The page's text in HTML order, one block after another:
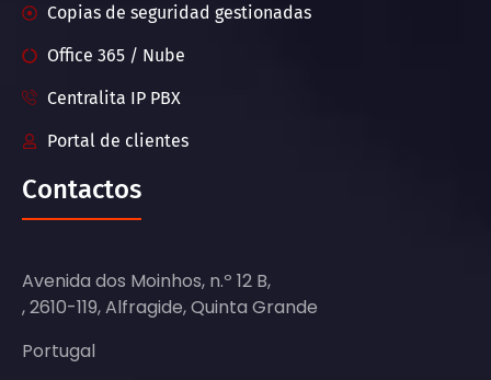
Copias de seguridad gestionadas
Office 365 / Nube
Centralita IP PBX
Portal de clientes
Contactos
Avenida dos Moinhos, n.º 12 B,
, 2610-119, Alfragide, Quinta Grande
Portugal